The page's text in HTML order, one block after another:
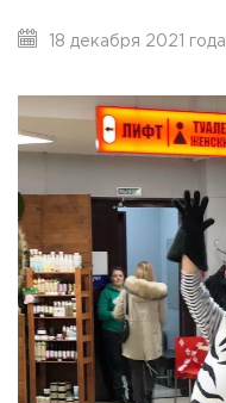
18 декабря 2021 года